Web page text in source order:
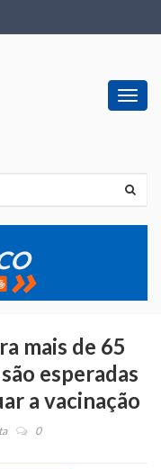
mais de 65
esperadas
a vacinação
0